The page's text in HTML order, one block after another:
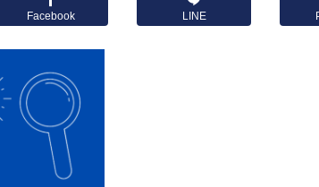
Facebook LINE